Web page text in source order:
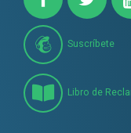
Suscríbete
Libro de